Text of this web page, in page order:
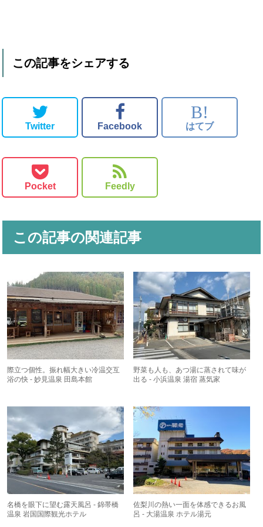
この記事をシェアする
Twitter Facebook
B!
はてブ
Pocket Feedly
この記事の関連記事
際立つ個性。振れ幅大きい冷温交互
浴の快 - 妙見温泉 田島本館
野菜も人も、あつ湯に蒸されて味が
出る - 小浜温泉 湯宿 蒸気家
名橋を眼下に望む露天風呂 - 錦帯橋
温泉 岩国国際観光ホテル
佐梨川の熱い一面を体感できるお風
呂 - 大湯温泉 ホテル湯元